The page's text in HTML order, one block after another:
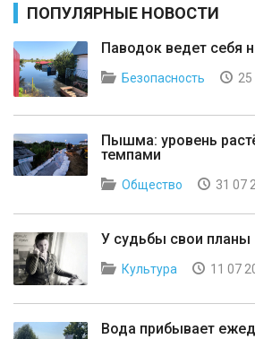
ПОПУЛЯРНЫЕ НОВОСТИ
Паводок ведет себя
Безопасность 25
Пышма: уровень
темпами
Общество 31 07
У судьбы свои планы
Культура 11 07
Вода прибывает